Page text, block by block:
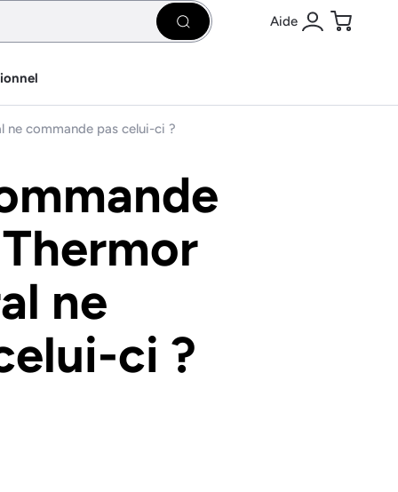
Rechercher Aide
Se connecter
Panier
ne commande pas celui-ci ?
ne
ci ?